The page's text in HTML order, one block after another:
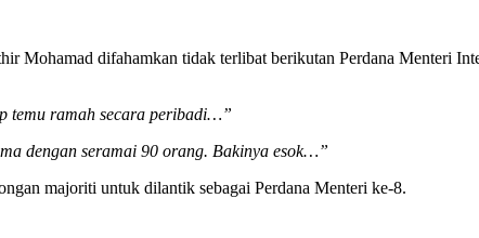
Mohamad difahamkan tidak terlibat berikutan Perdana Menteri
temu ramah secara peribadi…”
dengan seramai 90 orang. Bakinya esok…”
majoriti untuk dilantik sebagai Perdana Menteri ke-8.